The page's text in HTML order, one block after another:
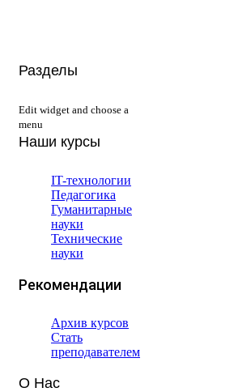
Разделы
Edit widget and choose a
menu
Наши курсы
IT-технологии
Педагогика
Гуманитарные
науки
Технические
науки
Рекомендации
Архив курсов
Стать
преподавателем
О Нас